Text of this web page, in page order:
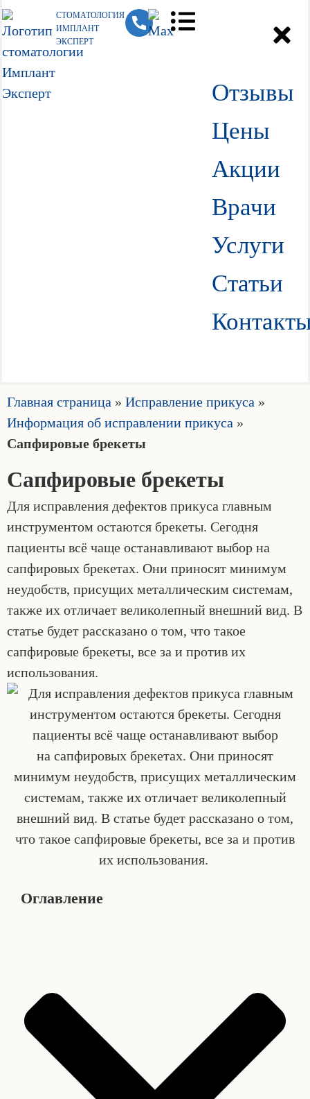
СТОМАТОЛОГИЯ
ИМПЛАНТ
ЭКСПЕРТ
Отзывы
Цены
Акции
Врачи
Услуги
Статьи
Главная страница » Исправление прикуса »
Информация об исправлении прикуса »
Сапфировые брекеты
Сапфировые брекеты
Для исправления дефектов прикуса главным
инструментом остаются брекеты. Сегодня
пациенты всё чаще останавливают выбор на
сапфировых брекетах. Они приносят минимум
неудобств, присущих металлическим системам,
также их отличает великолепный внешний вид. В
статье будет рассказано о том, что такое
сапфировые брекеты, все за и против их
использования.
Оглавление